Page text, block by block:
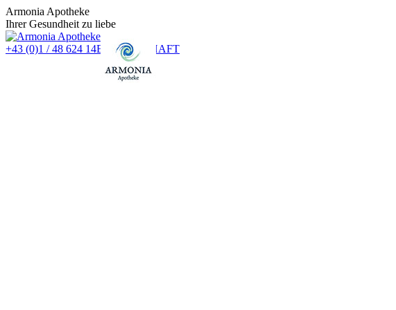
Zum
Inhalt
springen
Armonia Apotheke
Ihrer Gesundheit zu liebe
+43 (0)1 / 48 624 14BEREITSCHAFT